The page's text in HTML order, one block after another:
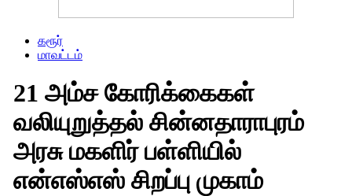
கரூர்
மாவட்டம்
21 அம்ச கோரிக்கைகள்
வலியுறுத்தல் சின்னதாராபுரம்
அரசு மகளிர் பள்ளியில்
என்எஸ்எஸ் சிறப்பு முகாம்